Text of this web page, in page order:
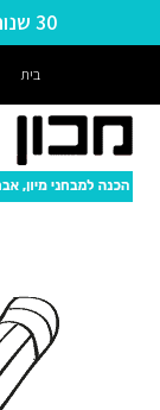
30 שנות ניסיון - 30,000 לקוחות מרוצים!
בית